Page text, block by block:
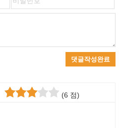
댓글작성완료
(6 점)